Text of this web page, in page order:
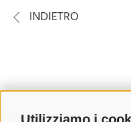
INDIETRO